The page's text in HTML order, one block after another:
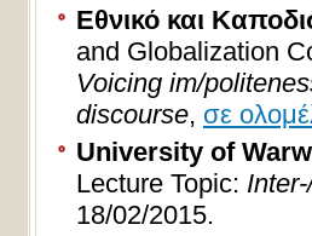
Εθνικό και
and Globalization
Voicing im/
discourse, σε
University of
Lecture Topic:
18/02/2015.